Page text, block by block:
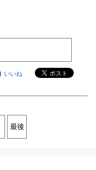
いいね
最後